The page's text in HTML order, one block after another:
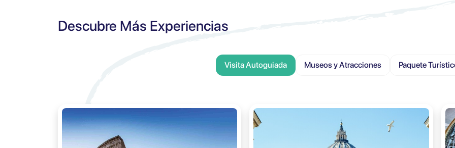
Descubre Más Experiencias
Visita Autoguiada Museos y Atracciones Paquete